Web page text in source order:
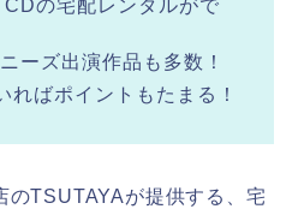
の宅配レンタルがで
ーズ出演作品も多数！
ればポイントもたまる！
TSUTAYAが提供する、宅